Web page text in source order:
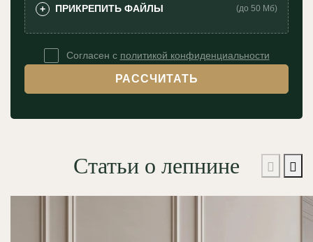
+ ПРИКРЕПИТЬ ФАЙЛЫ (до 50 Мб)
Согласен с политикой конфиденциальности
РАССЧИТАТЬ
Статьи о лепнине